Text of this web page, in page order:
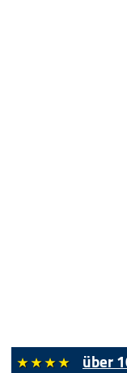
über